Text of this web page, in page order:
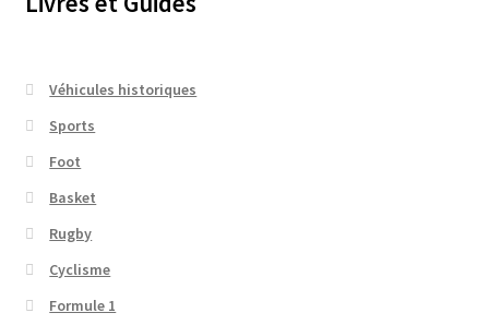
Véhicules historiques
Sports
Foot
Basket
Rugby
Cyclisme
Formule 1